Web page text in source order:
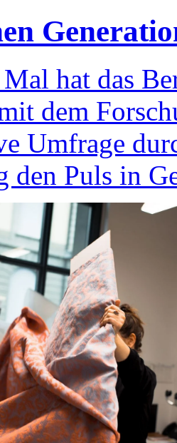
hat das
dem
Umfrage
den Puls in